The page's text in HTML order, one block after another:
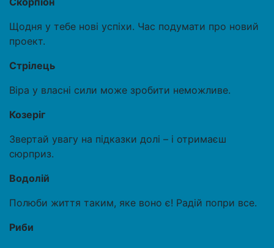
Щодня у тебе нові успіхи. Час подумати про новий
проект.
Стрілець
Віра у власні сили може зробити неможливе.
Козеріг
Звертай увагу на підказки долі – і отримаєш
сюрприз.
Водолій
Полюби життя таким, яке воно є! Радій попри все.
Риби